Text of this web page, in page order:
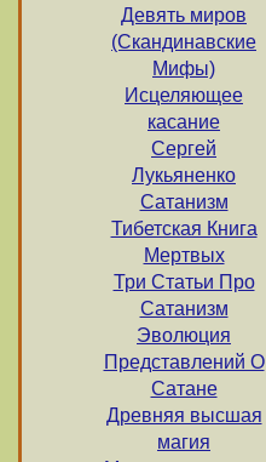
Девять миров
(Скандинавские
Мифы)
Исцеляющее
касание
Сергей
Лукьяненко
Сатанизм
Тибетская Книга
Мертвых
Три Статьи Про
Сатанизм
Эволюция
Представлений О
Сатане
Древняя высшая
магия